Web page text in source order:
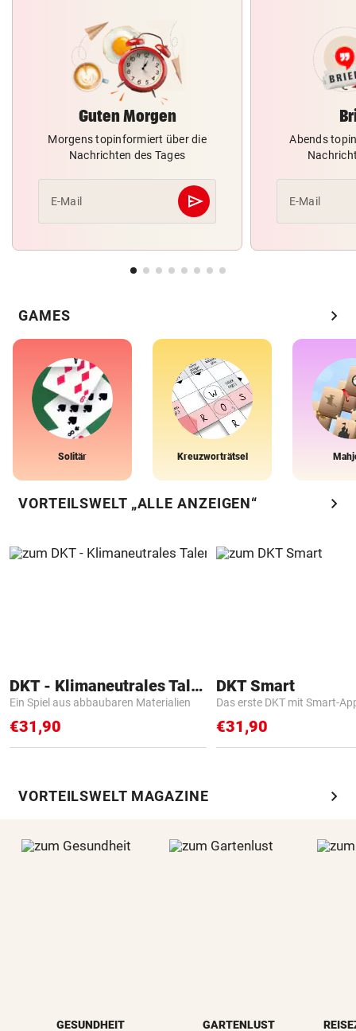
Guten Morgen
Morgens topinformiert über die
Nachrichten des Tages
E-Mail send
Abschicken
Abends
E-Mail
GAMES chevron_right
Solitär Kreuzworträtsel
VORTEILSWELT „ALLE ANZEIGEN“ chevron_right
DKT - Klimaneutrales Talent
Ein Spiel aus abbaubaren Materialien
€31,90
DKT Smart
Das erste DKT mit Smart-
€31,90
VORTEILSWELT MAGAZINE chevron_right
GESUNDHEIT GARTENLUST